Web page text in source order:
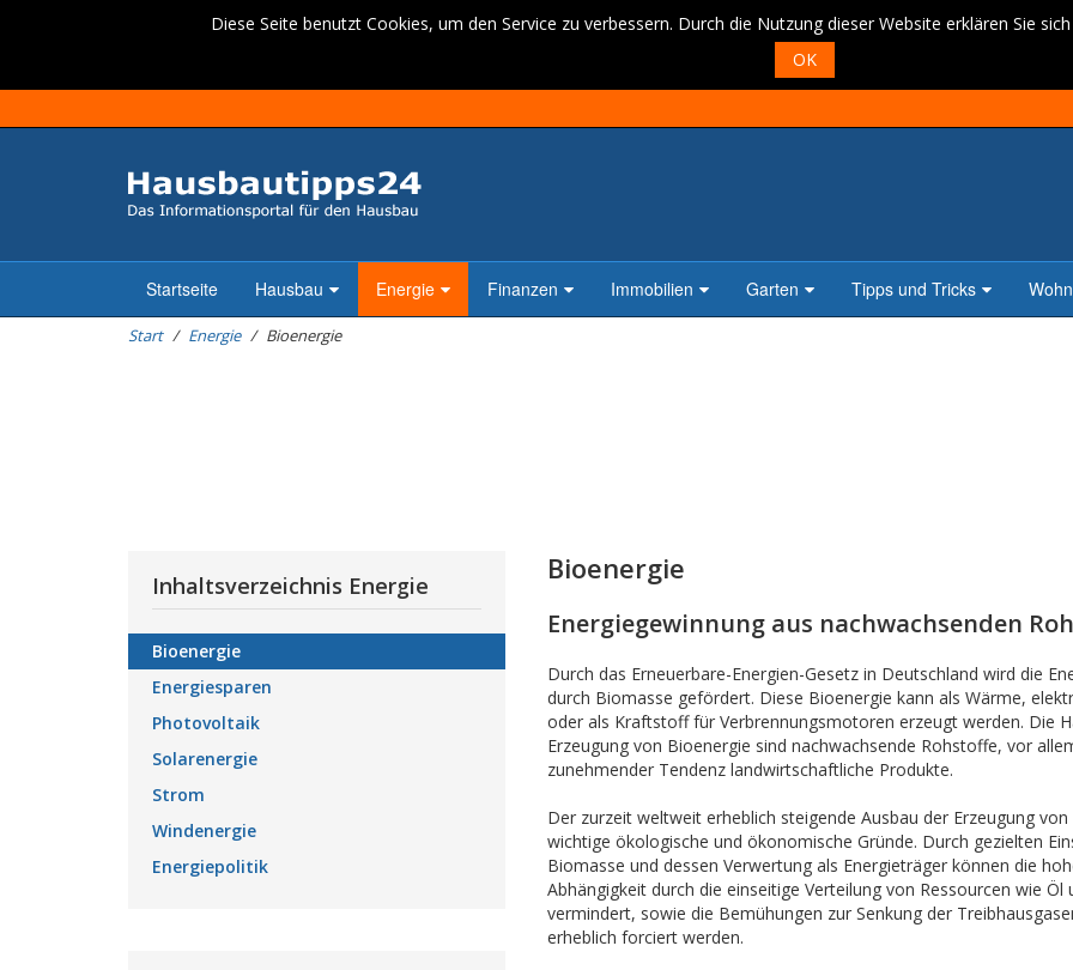
Diese Seite benutzt Cookies, um den Service zu verbessern. Durch die Nutzung dieser Website erklären Sie
OK
Startseite Hausbau Energie Finanzen Immobilien Garten Tipps und Tricks
Start Energie Bioenergie
Bioenergie
Energiegewinnung aus nachwachsenden
Durch das Erneuerbare-Energien-Gesetz in Deutschland wird die
durch Biomasse gefördert. Diese Bioenergie kann als Wärme,
oder als Kraftstoff für Verbrennungsmotoren erzeugt werden. Die
Erzeugung von Bioenergie sind nachwachsende Rohstoffe, vor
zunehmender Tendenz landwirtschaftliche Produkte.
Der zurzeit weltweit erheblich steigende Ausbau der Erzeugung
wichtige ökologische und ökonomische Gründe. Durch gezielten
Biomasse und dessen Verwertung als Energieträger können die
Abhängigkeit durch die einseitige Verteilung von Ressourcen wie Öl
vermindert, sowie die Bemühungen zur Senkung der
erheblich forciert werden.
Inhaltsverzeichnis Energie
Bioenergie
Energiesparen
Photovoltaik
Solarenergie
Strom
Windenergie
Energiepolitik